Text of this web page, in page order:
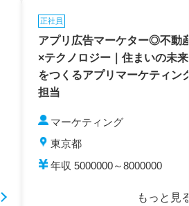
正社員
アプリ広告マーケター◎不動産
×テクノロジー｜住まいの未来
をつくるアプリマーケティング
担当
マーケティング
東京都
年収 5000000～8000000
もっと見る